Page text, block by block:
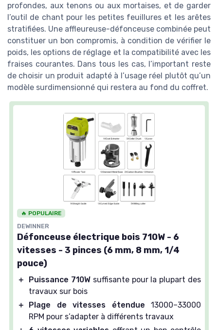
profondes, aux tenons ou aux mortaises, et de garder
l’outil de chant pour les petites feuillures et les arêtes
stratifiées. Une affleureuse-défonceuse combinée peut
constituer un bon compromis, à condition de vérifier le
poids, les options de réglage et la compatibilité avec les
fraises courantes. Dans tous les cas, l’important reste
de choisir un produit adapté à l’usage réel plutôt qu’un
modèle surdimensionné qui restera au fond du coffret.
🔥 POPULAIRE
DEWINNER
Défonceuse électrique bois 710W - 6
vitesses - 3 pinces (6 mm, 8 mm, 1/4
pouce)
＋ Puissance 710Wsuffisante pour la plupart des
travaux sur bois
＋
Plage de vitesses étendue 13000–33000
RPM pour s’adapter à différents travaux